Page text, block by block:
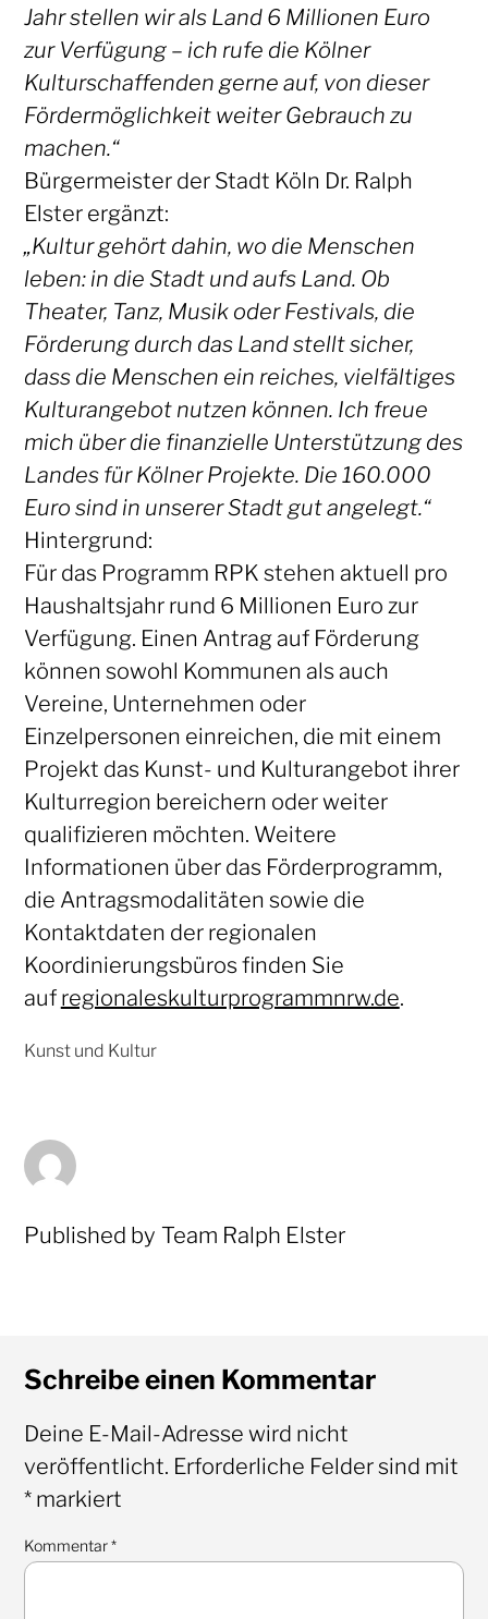
Jahr stellen wir als Land 6 Millionen Euro
zur Verfügung – ich rufe die Kölner
Kulturschaffenden gerne auf, von dieser
Fördermöglichkeit weiter Gebrauch zu
machen.“
Bürgermeister der Stadt Köln Dr. Ralph
Elster ergänzt:
„Kultur gehört dahin, wo die Menschen
leben: in die Stadt und aufs Land. Ob
Theater, Tanz, Musik oder Festivals, die
Förderung durch das Land stellt sicher,
dass die Menschen ein reiches, vielfältiges
Kulturangebot nutzen können. Ich freue
mich über die finanzielle Unterstützung des
Landes für Kölner Projekte. Die 160.000
Euro sind in unserer Stadt gut angelegt.“
Hintergrund:
Für das Programm RPK stehen aktuell pro
Haushaltsjahr rund 6 Millionen Euro zur
Verfügung. Einen Antrag auf Förderung
können sowohl Kommunen als auch
Vereine, Unternehmen oder
Einzelpersonen einreichen, die mit einem
Projekt das Kunst- und Kulturangebot ihrer
Kulturregion bereichern oder weiter
qualifizieren möchten. Weitere
Informationen über das Förderprogramm,
die Antragsmodalitäten sowie die
Kontaktdaten der regionalen
Koordinierungsbüros finden Sie
auf regionaleskulturprogrammnrw.de.
Published by Team Ralph Elster
Schreibe einen Kommentar
Deine E-Mail-Adresse wird nicht
veröffentlicht. Erforderliche Felder sind mit
*markiert
Kommentar*